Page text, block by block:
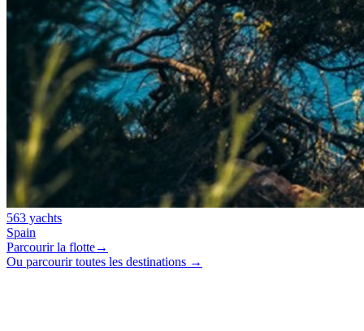
563 yachts
Spain
Parcourir la flotte→
Ou parcourir toutes les destinations →